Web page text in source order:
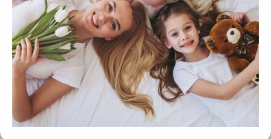
szekrényünkbe, így a legjobb, ha eltűnik.
Európai Unió előírásainak megfelelően használjuk. Azon
weblapoknak, melyek az Európai Unió országain belül
működnek, a „sütik" használatához, és ezeknek a
felhasználó számítógépén vagy egyéb eszközén történő
tárolásához a felhasználók hozzájárulását kell kérniük.
Elfogadom
Módosítom a beállításokat